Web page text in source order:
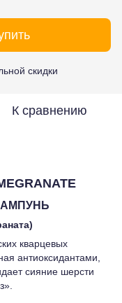
скидки
К сравнению
кварцевых
антиоксидантами,
сияние шерсти